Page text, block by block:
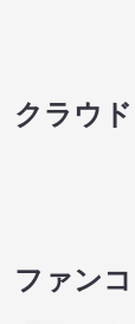
クラウ
ファン